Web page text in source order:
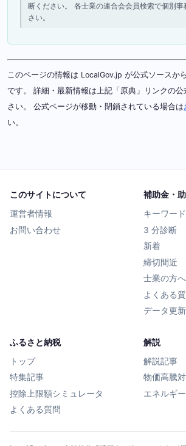
断ください。 各士業の連合会会員検索で個別
さい。
このページの情報は LocalGov.jp が公式ソースか
です。 詳細・最新情報は上記「原典」リンクの
さい。 公式ページが移動・閉鎖されている場合は
い。
このサイトについて
運営者情報
お問い合わせ
補助金・
キーワー
3 分診断
新着
締切間近
士業の方へ
よくある
データ更
ふるさと納税
トップ
特集記事
控除上限額シミュレータ
よくある質問
解説
解説記事
物価高騰
エネルギ